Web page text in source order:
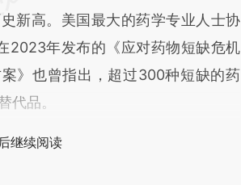
新高。美国最大的药学专业人士协
2023年发布的《应对药物短缺危机
》也曾指出，超过300种短缺的药
代品。
继续阅读